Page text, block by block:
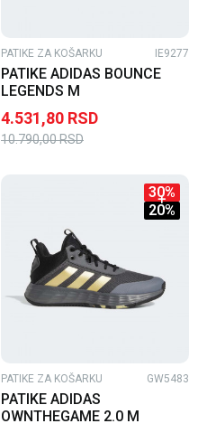
PATIKE ZA KOŠARKU IE9277
PATIKE ADIDAS BOUNCE
LEGENDS M
4.531,80 RSD
10.790,00RSD
30%
20%
PATIKE ZA KOŠARKU GW5483
PATIKE ADIDAS
OWNTHEGAME 2.0 M